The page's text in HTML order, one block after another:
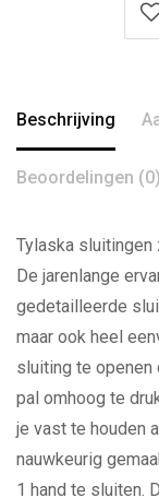
Beschrijving
Beoordelingen (0)
Tylaska
De jarenlange
gedetailleerde
maar ook heel
sluiting te openen
pal omhoog te
je vast te houden
nauwkeurig
1 hand te sluiten.